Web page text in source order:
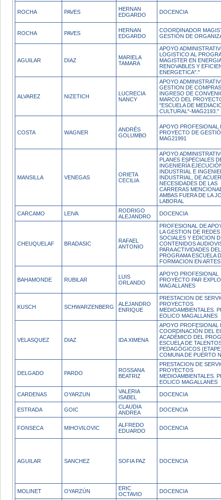
ROCHA PAVES
HERNAN
EDGARDO
DOCENCIA
ROCHA PAVES
HERNAN
EDGARDO
COORDINADOR
GESTIÓN DE
AGUILAR DIAZ
MARIELA
TAMARA
APOYO
LOGISTICO AL
MAGISTER EN
RENOVABLES Y
ENERGETICA"."
ALVAREZ NIZETICH
LUCRECIA
NANCY
APOYO
GESTION DE
INGRESO DE
MARCO DEL
"ESCUELA DE
CULTURAL"-MAG2193."
COSTA WAGNER
ANDRÉS
GOLUMBO
APOYO PROFESIONAL
PROYECTO DE
MAG21991
MANSILLA VENEGAS
ORIETA
CECILIA
APOYO
PLANES ESPECIALES
INGENIERÍA
INDUSTRIAL E
INDUSTRIAL, DE
NECESIDADES DE LAS
CARRERAS
AMBAS FUERA DE LA
LABORAL
CARCAMO LEIVA
RODRIGO
ALEJANDRO
DOCENCIA
CHEUQUELAF BRADASIC
RAFAEL
ANTONIO
PROFESIONAL DE
LA GESTION DE REDES
SOCIALES Y EDICION
CONTENIDOS
PARA ACTIVIDADES DEL
PROGRAMA ESCUELA
FORMACION EN ARTES
BAHAMONDE RUBILAR
LUIS
ORLANDO
APOYO PROFESIONAL
PROYECTO PAR
MAGALLANES
KUSCH SCHWARZENBERG
ALEJANDRO
ENRIQUE
PRESTACION DE
PROYECTOS
MEDIOAMBIENTALES.
EOLICO MAGALLANES
VELASQUEZ DIAZ IDA XIMENA
APOYO PROFESIONAL
COORDINACIÓN DEL
ACADÉMICO DEL
ESCUELA DE
PEDAGÓGICOS
COMUNA DE PUERTO
DELGADO PARDO
ROSSANA
BEATRIZ
PRESTACION DE
PROYECTOS
MEDIOAMBIENTALES.
EOLICO MAGALLANES
CARDENAS OYARZUN
VALERIA
ISABEL
DOCENCIA
ESTRADA GOIC
CLAUDIA
ANDREA
DOCENCIA
FONSECA MIHOVILOVIC
ALFREDO
EDUARDO
DOCENCIA
AGUILAR SANCHEZ SOFIA PAZ DOCENCIA
MOLINET OYARZÚN
ERIC
OCTAVIO
DOCENCIA